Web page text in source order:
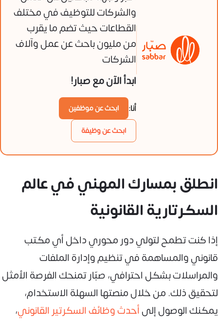
والشركات للتوظيف في مختلف
القطاعات حيث تضم ما يقرب
من مليون باحث عن عمل وآلاف
الشركات
ابدأ الآن مع صبار!
أنا:
ابحث عن موظفين
ابحث عن وظيفة
انطلق بمسارك المهني في عالم
السكرتارية القانونية
إذا كنت تطمح لتولي دور محوري داخل أي مكتب
قانوني والمساهمة في تنظيم وإدارة الملفات
والمراسلات بشكل احترافي، صبّار تمنحك الفرصة الأمثل
لتحقيق ذلك. من خلال منصتها السهلة الاستخدام،
يمكنك الوصول إلىأحدث وظائف السكرتير القانوني،